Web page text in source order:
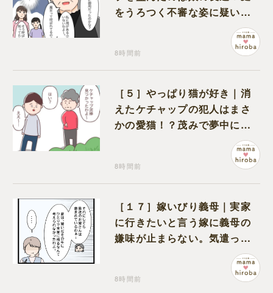
をうろつく不審な姿に疑いが
8時間前
［５］やっぱり猫が好き｜消
えたケチャップの犯人はまさ
かの愛猫！？茂みで夢中にな
8時間前
［１７］嫁いびり義母｜実家
に行きたいと言う嫁に義母の
嫌味が止まらない。気遣って
8時間前